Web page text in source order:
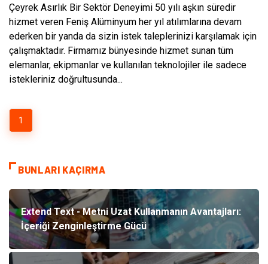
Çeyrek Asırlık Bir Sektör Deneyimi 50 yılı aşkın süredir
hizmet veren Feniş Alüminyum her yıl atılımlarına devam
ederken bir yanda da sizin istek taleplerinizi karşılamak için
çalışmaktadır. Firmamız bünyesinde hizmet sunan tüm
elemanlar, ekipmanlar ve kullanılan teknolojiler ile sadece
istekleriniz doğrultusunda...
1
BUNLARI KAÇIRMA
Extend Text - Metni Uzat Kullanmanın Avantajları:
İçeriği Zenginleştirme Gücü